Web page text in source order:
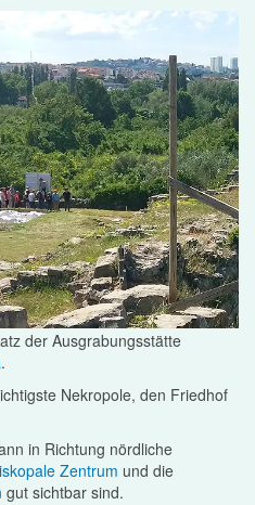
der Ausgrabungsstätte
.
Nekropole, den Friedhof
in Richtung nördliche
Zentrum und die
gut sichtbar sind.